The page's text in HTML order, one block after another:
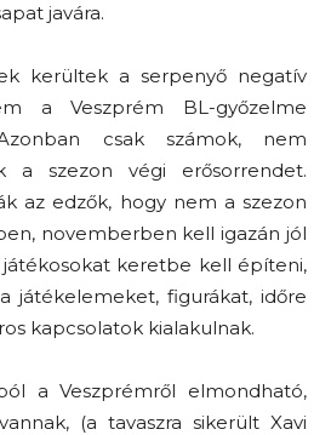
javára.
kerültek a serpenyő negatív
a Veszprém BL-győzelme
csak számok, nem
a szezon végi erősorrendet.
az edzők, hogy nem a szezon
novemberben kell igazán jól
játékosokat keretbe kell építeni,
játékelemeket, figurákat, időre
kapcsolatok kialakulnak.
a Veszprémről elmondható,
(a tavaszra sikerült Xavi